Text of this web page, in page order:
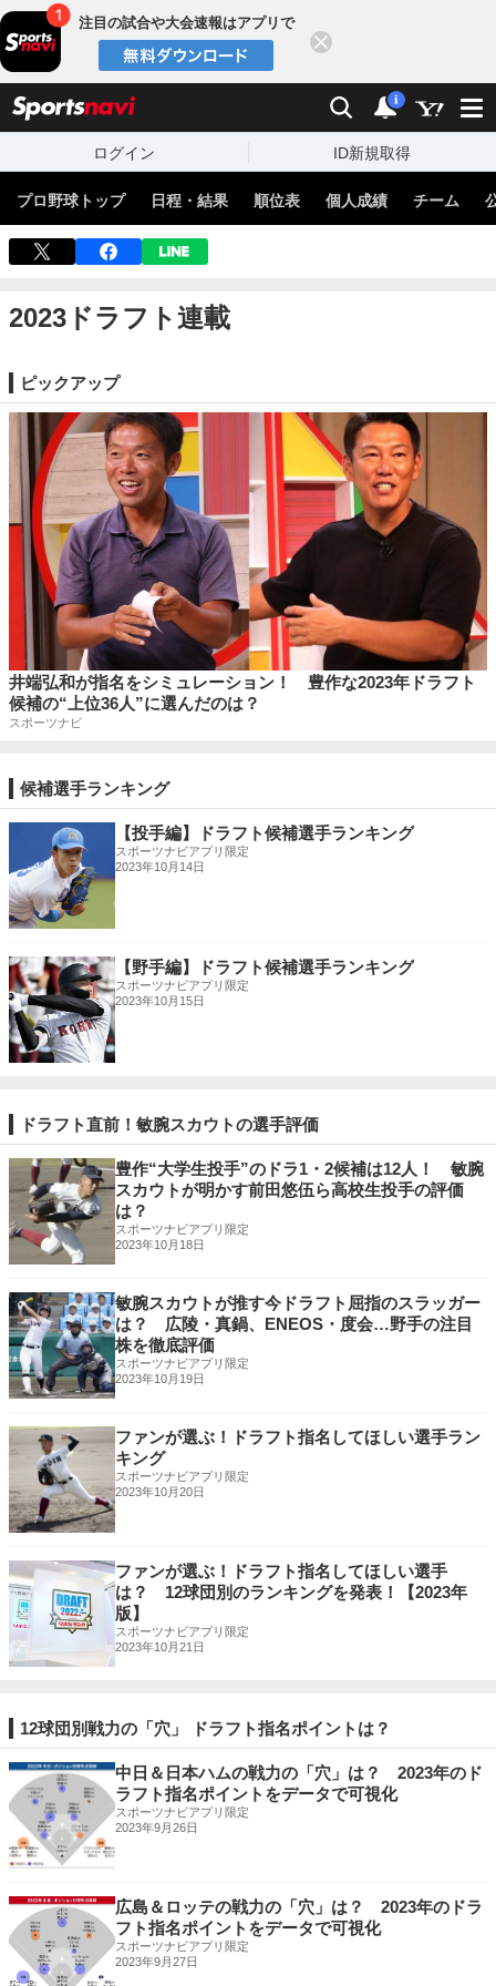
注目の試合や大会速報はアプリで
検索
通知数：
i
ログイン ID新規取得
プロ野球トップ 日程・結果 順位表 個人成績 チーム
2023ドラフト連載
ピックアップ
井端弘和が指名をシミュレーション！ 豊作な2023年ドラフト
候補の“上位36人”に選んだのは？
スポーツナビ
候補選手ランキング
【投手編】ドラフト候補選手ランキング
スポーツナビアプリ限定
2023年10月14日
【野手編】ドラフト候補選手ランキング
スポーツナビアプリ限定
2023年10月15日
ドラフト直前！敏腕スカウトの選手評価
豊作“大学生投手”のドラ1・2候補は12人！ 敏腕
スカウトが明かす前田悠伍ら高校生投手の評価
は？
スポーツナビアプリ限定
2023年10月18日
敏腕スカウトが推す今ドラフト屈指のスラッガー
は？ 広陵・真鍋、ENEOS・度会…野手の注目
株を徹底評価
スポーツナビアプリ限定
2023年10月19日
ファンが選ぶ！ドラフト指名してほしい選手ラン
キング
スポーツナビアプリ限定
2023年10月20日
ファンが選ぶ！ドラフト指名してほしい選手
は？ 12球団別のランキングを発表！【2023年
版】
スポーツナビアプリ限定
2023年10月21日
12球団別戦力の「穴」 ドラフト指名ポイントは？
中日＆日本ハムの戦力の「穴」は？ 2023年のド
ラフト指名ポイントをデータで可視化
スポーツナビアプリ限定
2023年9月26日
広島＆ロッテの戦力の「穴」は？ 2023年のドラ
フト指名ポイントをデータで可視化
スポーツナビアプリ限定
2023年9月27日